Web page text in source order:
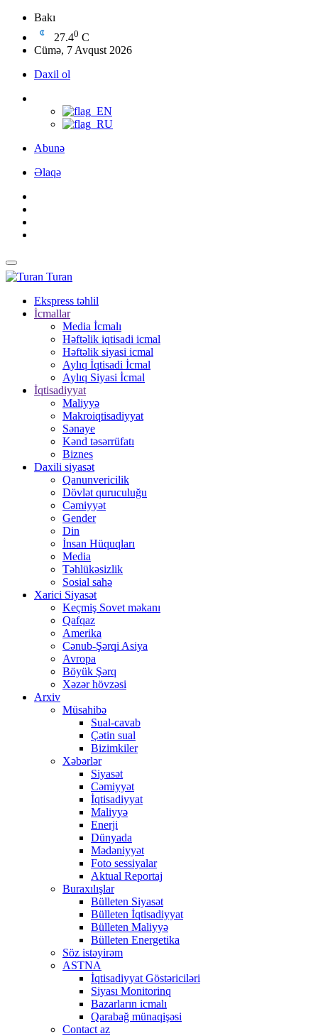
Bakı
27.40 C
Cümə, 7 Avqust 2026
Daxil ol
Abunə
Əlaqə
Turan
Ekspress təhlil
İcmallar
Media İcmalı
Həftəlik iqtisadi icmal
Həftəlik siyasi icmal
Aylıq İqtisadi İcmal
Aylıq Siyasi İcmal
İqtisadiyyat
Maliyyə
Makroiqtisadiyyat
Sənaye
Kənd təsərrüfatı
Biznes
Daxili siyasət
Qanunvericilik
Dövlət quruculuğu
Cəmiyyət
Gender
Din
İnsan Hüquqları
Media
Təhlükəsizlik
Sosial sahə
Xarici Siyasət
Keçmiş Sovet məkanı
Qafqaz
Amerika
Cənub-Şərqi Asiya
Avropa
Böyük Şərq
Xəzər hövzəsi
Arxiv
Müsahibə
Sual-cavab
Çətin sual
Bizimkiler
Xəbərlər
Siyasət
Cəmiyyət
İqtisadiyyat
Maliyyə
Enerji
Dünyada
Mədəniyyət
Foto sessiyalar
Aktual Reportaj
Buraxılışlar
Bülleten Siyasət
Bülleten İqtisadiyyat
Bülleten Maliyyə
Bülleten Energetika
Söz istəyirəm
ASTNA
İqtisadiyyat Göstəriciləri
Siyası Monitorinq
Bazarların icmalı
Qarabağ münaqişəsi
Contact az